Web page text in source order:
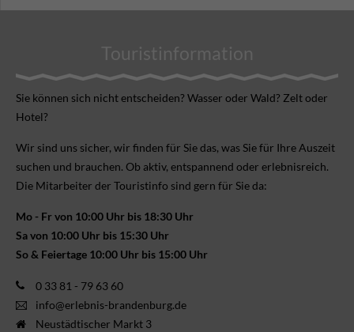
Touristinformation
Sie können sich nicht ent­scheiden? Wasser oder Wald? Zelt oder
Hotel?
Wir sind uns sicher, wir finden für Sie das, was Sie für Ihre Aus­zeit
suchen und brauchen. Ob aktiv, ent­spannend oder erlebnis­reich.
Die Mitarbeiter der Touristinfo sind gern für Sie da:
Mo - Fr von 10:00 Uhr bis 18:30 Uhr
Sa von 10:00 Uhr bis 15:30 Uhr
So & Feiertage 10:00 Uhr bis 15:00 Uhr
0 33 81 - 79 63 60
info@erlebnis-brandenburg.de
Neustädtischer Markt 3